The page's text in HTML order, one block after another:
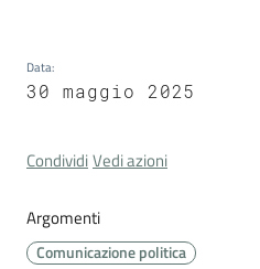
de'
Tirreni
Tutti
gli
Data:
30 maggio 2025
CondividiVedi azioni
Argomenti
Comunicazione politica